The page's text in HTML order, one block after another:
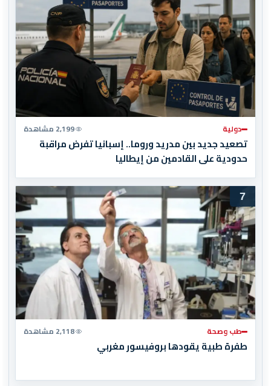
دولية 2,199 مشاهدة
تصعيد جديد بين مدريد وروما.. إسبانيا تفرض مراقبة
حدودية على القادمين من إيطاليا
7
طب وصحة 2,118 مشاهدة
طفرة طبية يقودها بروفيسور مغربي